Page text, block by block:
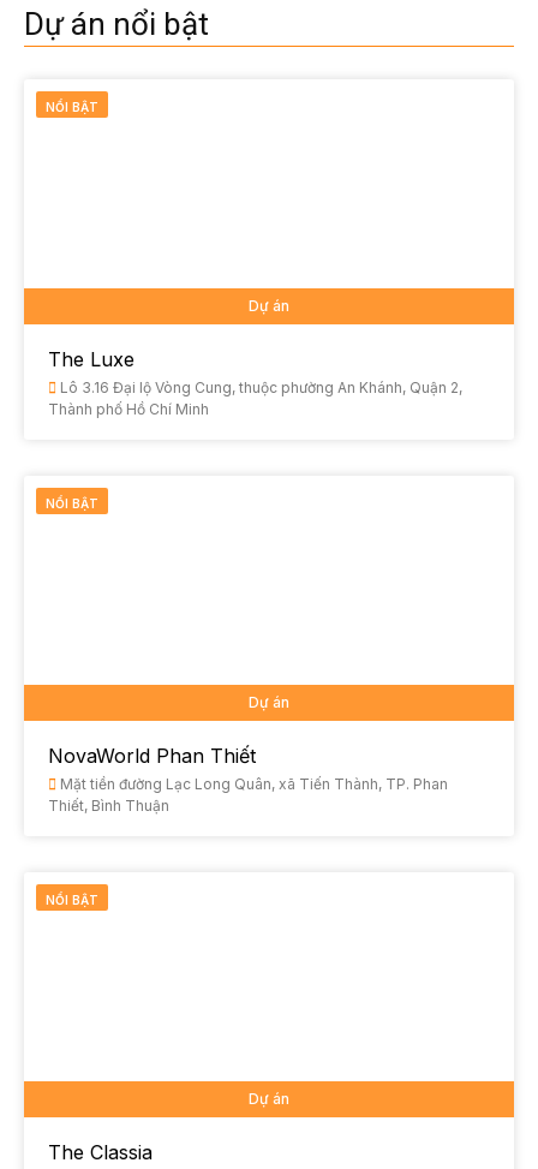
Dự án nổi bật
NỔI BẬT
Dự án
The Luxe
Lô 3.16 Đại lộ Vòng Cung, thuộc phường An Khánh, Quận 2,
Thành phố Hồ Chí Minh
NỔI BẬT
Dự án
NovaWorld Phan Thiết
Mặt tiền đường Lạc Long Quân, xã Tiến Thành, TP. Phan
Thiết, Bình Thuận
NỔI BẬT
Dự án
The Classia